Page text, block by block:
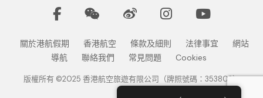
關於港航假期 香港航空 條款及細則 法律事宜
網站
導航
聯絡我們 常見問題 Cookies
版權所有 ©2025 香港航空旅遊有限公司（牌照號碼：353802）